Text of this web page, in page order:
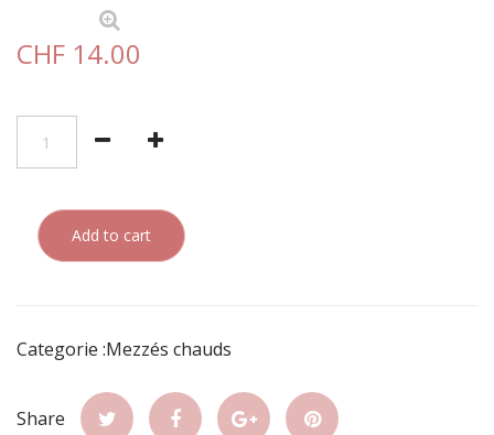
CHF 14.00
Add to cart
Categorie :Mezzés chauds
Share